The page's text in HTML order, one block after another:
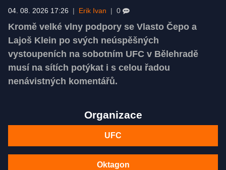
04. 08. 2026 17:26 Erik Ivan 0
Kromě velké vlny podpory se Vlasto Čepo a
Lajoš Klein po svých neúspěšných
vystoupeních na sobotním UFC v Bělehradě
musí na sítích potýkat i s celou řadou
nenávistných komentářů.
Organizace
UFC
Oktagon